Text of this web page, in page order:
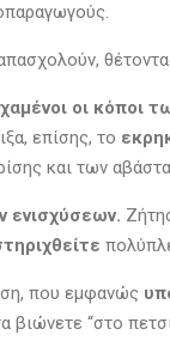
οι κόποι
επίσης, το
και των
ενισχύσεων.
που εμφανώς
βιώνετε “στο